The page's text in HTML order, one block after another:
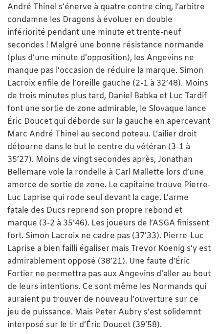
André Thinel s’énerve à quatre contre cinq, l’arbitre
condamne les Dragons à évoluer en double
infériorité pendant une minute et trente-neuf
secondes ! Malgré une bonne résistance normande
(plus d’une minute d’opposition), les Angevins ne
manque pas l’occasion de réduire la marque. Simon
Lacroix enfile de l’oreille gauche (2-1 à 32’48). Moins
de trois minutes plus tard, Daniel Babka et Luc Tardif
font une sortie de zone admirable, le Slovaque lance
Éric Doucet qui déborde sur la gauche en apercevant
Marc André Thinel au second poteau. L’ailier droit
détourne dans le but le centre du vétéran (3-1 à
35’27). Moins de vingt secondes après, Jonathan
Bellemare vole la rondelle à Carl Mallette lors d’une
amorce de sortie de zone. Le capitaine trouve Pierre-
Luc Laprise qui rode seul devant la cage. L’arme
fatale des Ducs reprend son propre rebond et
marque (3-2 à 35’46). Les joueurs de l’ASGA finissent
fort. Simon Lacroix ne cadre pas (37’33). Pierre-Luc
Laprise a bien failli égaliser mais Trevor Koenig s’y est
admirablement opposé (38’21). Une faute d’Éric
Fortier ne permettra pas aux Angevins d’aller au bout
de leurs intentions. Ce sont même les Normands qui
auraient pu trouver de nouveau l’ouverture sur ce
jeu de puissance. Mais Peter Aubry s’est solidemnt
interposé sur le tir d’Éric Doucet (39’58).